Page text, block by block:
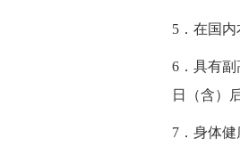
5．在国
6．具有副
日（含）
7．身体健